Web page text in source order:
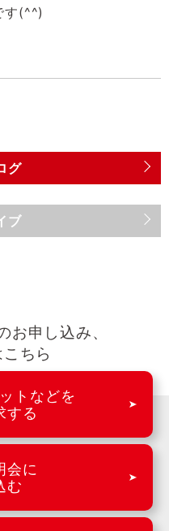
す(^^)
グ
ブ
お申し込み、
ちら
トなどを
する
会に
む